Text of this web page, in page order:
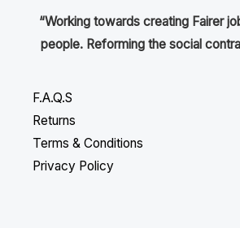
“Working towards creating Fairer
people. Reforming the social
F.A.Q.S
Returns
Terms & Conditions
Privacy Policy